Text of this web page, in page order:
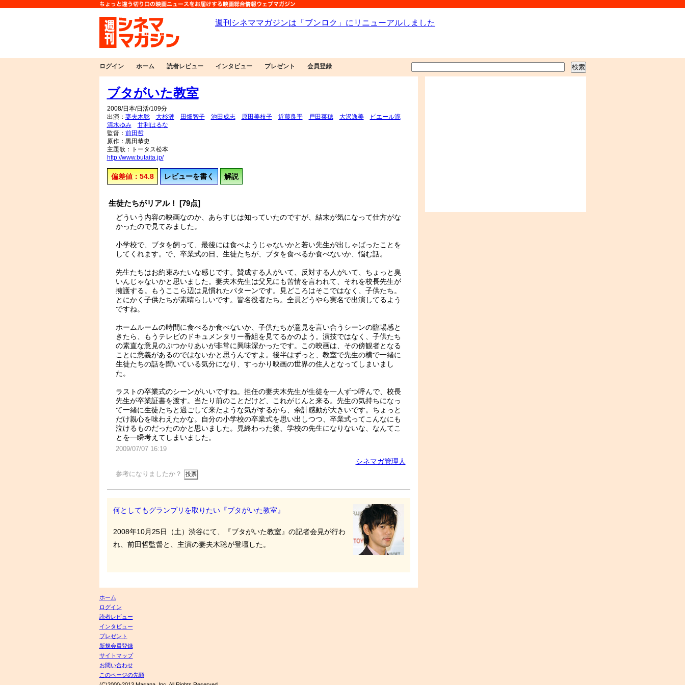
ログイン ホーム 読者レビュー インタビュー プレゼント 会員登録
ブタがいた教室
2008/日本/日活/109分
出演： 妻夫木聡 大杉漣 田畑智子 池田成志 原田美枝子 近藤良平 戸田菜穂 大沢逸美
ピエール瀧
清水ゆみ
甘利はるな
監督： 前田哲
原作：黒田恭史
主題歌：トータス松本
http://www.butaita.jp/
偏差値：54.8 レビューを書く 解説
生徒たちがリアル！ [79点]
どういう内容の映画なのか、あらすじは知っていたのですが、結末が気になって仕方がな
かったので見てみました。
小学校で、ブタを飼って、最後には食べようじゃないかと若い先生が出しゃばったことを
してくれます。で、卒業式の日、生徒たちが、ブタを食べるか食べないか、悩む話。
先生たちはお約束みたいな感じです。賛成する人がいて、反対する人がいて、ちょっと臭
いんじゃないかと思いました。妻夫木先生は父兄にも苦情を言われて、それを校長先生が
擁護する。もうここら辺は見慣れたパターンです。見どころはそこではなく、子供たち。
とにかく子供たちが素晴らしいです。皆名役者たち。全員どうやら実名で出演してるよう
ですね。
ホームルームの時間に食べるか食べないか、子供たちが意見を言い合うシーンの臨場感と
きたら、もうテレビのドキュメンタリー番組を見てるかのよう。演技ではなく、子供たち
の素直な意見のぶつかりあいが非常に興味深かったです。この映画は、その傍観者となる
ことに意義があるのではないかと思うんですよ。後半はずっと、教室で先生の横で一緒に
生徒たちの話を聞いている気分になり、すっかり映画の世界の住人となってしまいまし
た。
ラストの卒業式のシーンがいいですね。担任の妻夫木先生が生徒を一人ずつ呼んで、校長
先生が卒業証書を渡す。当たり前のことだけど、これがじんと来る。先生の気持ちになっ
て一緒に生徒たちと過ごして来たような気がするから、余計感動が大きいです。ちょっと
だけ親心を味わえたかな。自分の小学校の卒業式を思い出しつつ、卒業式ってこんなにも
泣けるものだったのかと思いました。見終わった後、学校の先生になりないな、なんてこ
とを一瞬考えてしまいました。
2009/07/07 16:19
シネマガ管理人
参考になりましたか？
何としてもグランプリを取りたい『ブタがいた教室』
2008年10月25日（土）渋谷にて、『ブタがいた教室』の記者会見が行わ
れ、前田哲監督と、主演の妻夫木聡が登壇した。
ホーム
ログイン
読者レビュー
インタビュー
プレゼント
新規会員登録
サイトマップ
お問い合わせ
このページの先頭